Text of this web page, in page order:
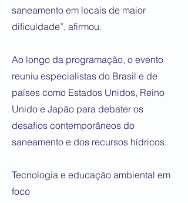
saneamento em locais de maior
dificuldade”, afirmou.
Ao longo da programação, o evento
reuniu especialistas do Brasil e de
países como Estados Unidos, Reino
Unido e Japão para debater os
desafios contemporâneos do
saneamento e dos recursos hídricos.
Tecnologia e educação ambiental em
foco